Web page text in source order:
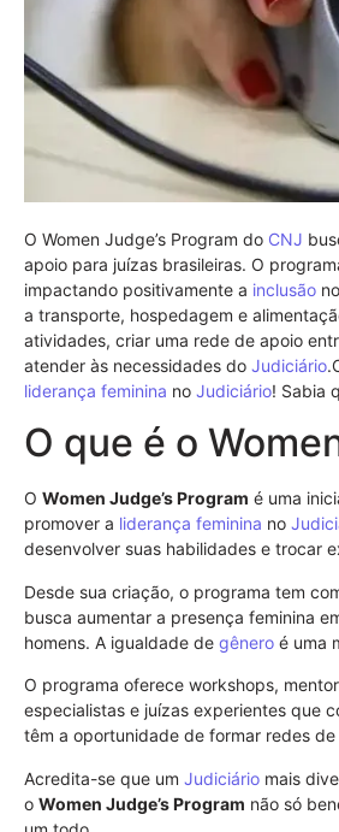
O Women Judge’s Program do CNJ
apoio para juízas brasileiras. O
impactando positivamente a inclusão
a transporte, hospedagem e
atividades, criar uma rede de apoio
atender às necessidades do Judiciário
liderança feminina no Judiciário! Sabia
O que é o
O Women Judge’s Program é uma
promover a liderança feminina no
desenvolver suas habilidades e trocar
Desde sua criação, o programa tem
busca aumentar a presença feminina
homens. A igualdade de gênero é uma
O programa oferece workshops,
especialistas e juízas experientes que
têm a oportunidade de formar redes de
Acredita-se que um Judiciário mais
o Women Judge’s Program não só